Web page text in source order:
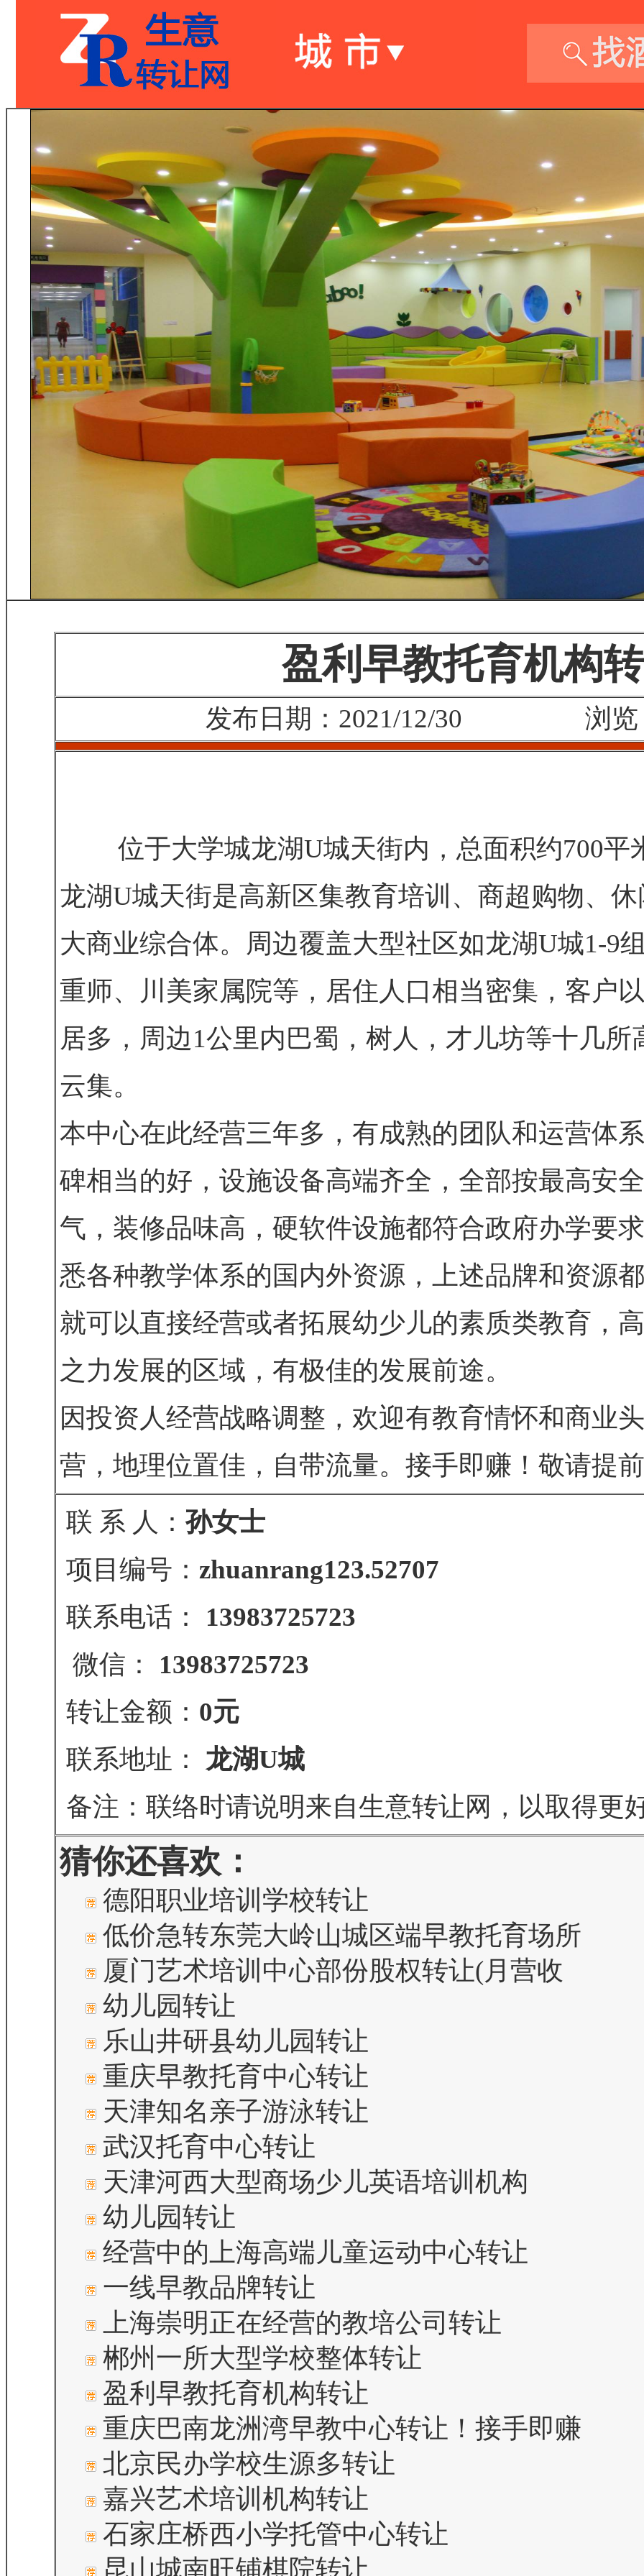
盈利早教托育机构
发布日期：2021/12/30 浏览
位于大学城龙湖U城天街内，总面积约700平
龙湖U城天街是高新区集教育培训、商超购物、
大商业综合体。周边覆盖大型社区如龙湖U城1-9
重师、川美家属院等，居住人口相当密集，客户
居多，周边1公里内巴蜀，树人，才儿坊等十几
云集。
本中心在此经营三年多，有成熟的团队和运营体
碑相当的好，设施设备高端齐全，全部按最高安
气，装修品味高，硬软件设施都符合政府办学要
悉各种教学体系的国内外资源，上述品牌和资源
就可以直接经营或者拓展幼少儿的素质类教育，
之力发展的区域，有极佳的发展前途。
因投资人经营战略调整，欢迎有教育情怀和商业
营，地理位置佳，自带流量。接手即赚！敬请提
联 系 人：孙女士
项目编号： zhuanrang123.52707
联系电话：
13983725723
微信：
13983725723
转让金额： 0元
联系地址：
龙湖U城
备注：联络时请说明来自生意转让网，以取得更
猜你还喜欢：
德阳职业培训学校转让
低价急转东莞大岭山城区端早教托育场所
厦门艺术培训中心部份股权转让(月营收
幼儿园转让
乐山井研县幼儿园转让
重庆早教托育中心转让
天津知名亲子游泳转让
武汉托育中心转让
天津河西大型商场少儿英语培训机构
幼儿园转让
经营中的上海高端儿童运动中心转让
一线早教品牌转让
上海崇明正在经营的教培公司转让
郴州一所大型学校整体转让
盈利早教托育机构转让
重庆巴南龙洲湾早教中心转让！接手即赚
北京民办学校生源多转让
嘉兴艺术培训机构转让
石家庄桥西小学托管中心转让
昆山城南旺铺棋院转让